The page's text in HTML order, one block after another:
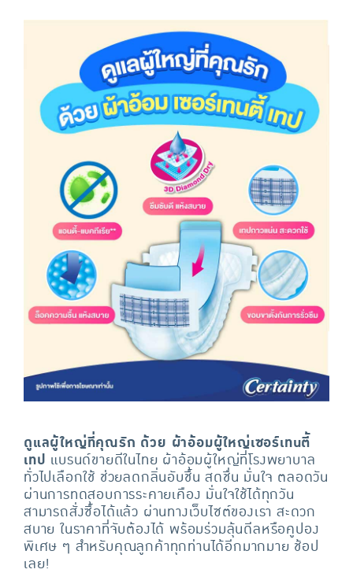
ดูแลผู้ใหญ่ที่คุณรัก ด้วย ผ้าอ้อมผู้ใหญ่เซอร์เทนตี้
เทป แบรนด์ขายดีในไทย ผ้าอ้อมผู้ใหญ่ที่โรงพยาบาล
ทั่วไปเลือกใช้ ช่วยลดกลิ่นอับชื้น สดชื่น มั่นใจ ตลอดวัน
ผ่านการทดสอบการระคายเคือง มั่นใจใช้ได้ทุกวัน
สามารถสั่งซื้อได้แล้ว ผ่านทางเว็บไซต์ของเรา สะดวก
สบาย ในราคาที่จับต้องได้ พร้อมร่วมลุ้นดีลหรือคูปอง
พิเศษ ๆ สำหรับคุณลูกค้าทุกท่านได้อีกมากมาย ช้อป
เลย!